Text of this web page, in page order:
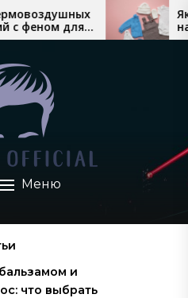
Який теплий дитячий
найкраще продається
взимку
Меню
и
что выбрать